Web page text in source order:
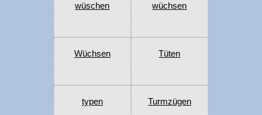
wüschen wüchsen
Wüchsen Tüten
typen Turmzügen